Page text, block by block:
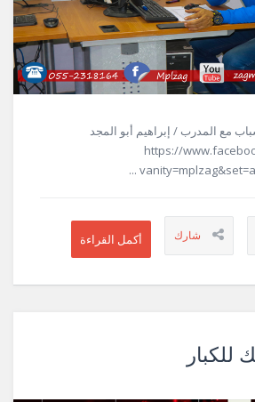
مع المدرب / إبراهيم أبو المجد
https://
للكبار